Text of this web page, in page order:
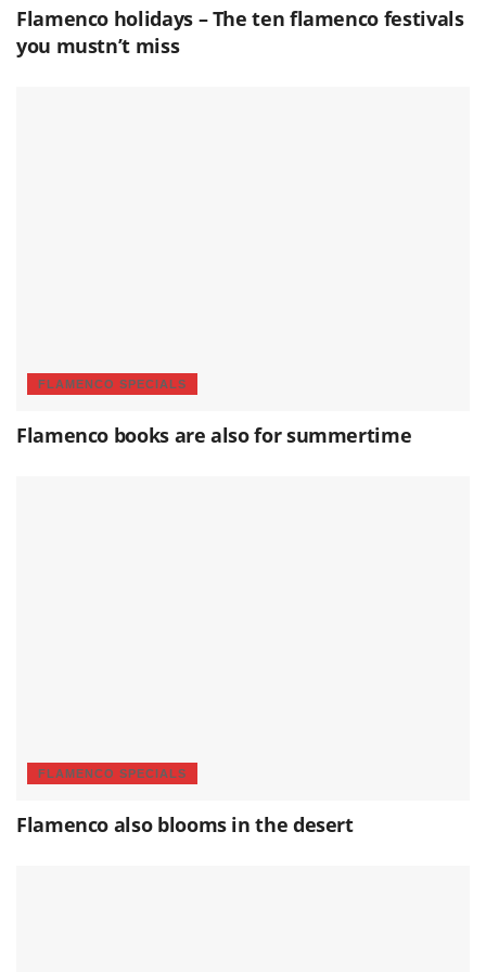
Flamenco holidays – The ten flamenco festivals
you mustn’t miss
FLAMENCO SPECIALS
Flamenco books are also for summertime
FLAMENCO SPECIALS
Flamenco also blooms in the desert